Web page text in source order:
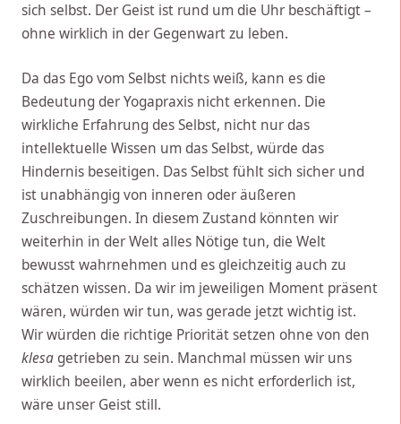
sich selbst. Der Geist ist rund um die Uhr beschäftigt –
ohne wirklich in der Gegenwart zu leben.
Da das Ego vom Selbst nichts weiß, kann es die
Bedeutung der Yogapraxis nicht erkennen. Die
wirkliche Erfahrung des Selbst, nicht nur das
intellektuelle Wissen um das Selbst, würde das
Hindernis beseitigen. Das Selbst fühlt sich sicher und
ist unabhängig von inneren oder äußeren
Zuschreibungen. In diesem Zustand könnten wir
weiterhin in der Welt alles Nötige tun, die Welt
bewusst wahrnehmen und es gleichzeitig auch zu
schätzen wissen. Da wir im jeweiligen Moment präsent
wären, würden wir tun, was gerade jetzt wichtig ist.
Wir würden die richtige Priorität setzen ohne von den
klesa getrieben zu sein. Manchmal müssen wir uns
wirklich beeilen, aber wenn es nicht erforderlich ist,
wäre unser Geist still.